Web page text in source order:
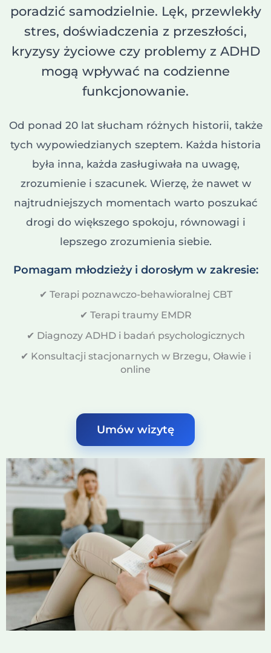
poradzić samodzielnie. Lęk, przewlekły
stres, doświadczenia z przeszłości,
kryzysy życiowe czy problemy z ADHD
mogą wpływać na codzienne
funkcjonowanie.
Od ponad 20 lat słucham różnych historii, także
tych wypowiedzianych szeptem. Każda historia
była inna, każda zasługiwała na uwagę,
zrozumienie i szacunek. Wierzę, że nawet w
najtrudniejszych momentach warto poszukać
drogi do większego spokoju, równowagi i
lepszego zrozumienia siebie.
Pomagam młodzieży i dorosłym w zakresie:
✔ Terapi poznawczo-behawioralnej CBT
✔ Terapi traumy EMDR
✔ Diagnozy ADHD i badań psychologicznych
✔ Konsultacji stacjonarnych w Brzegu, Oławie i
online
Umów wizytę